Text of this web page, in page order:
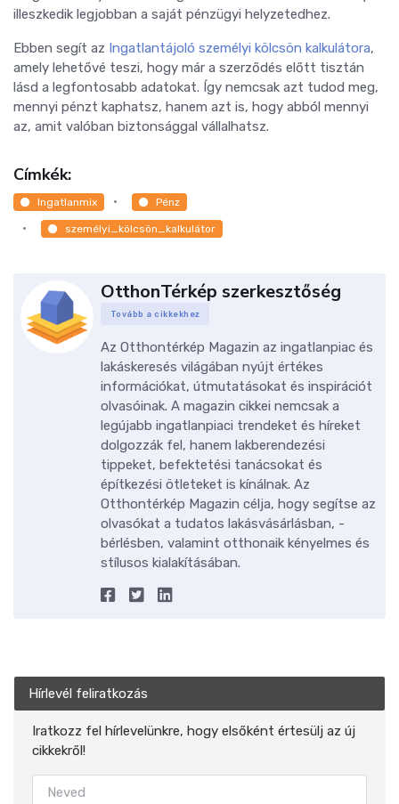
illeszkedik legjobban a saját pénzügyi helyzetedhez.
Ebben segít az Ingatlantájoló személyi kölcsön kalkulátora,
amely lehetővé teszi, hogy már a szerződés előtt tisztán
lásd a legfontosabb adatokat. Így nemcsak azt tudod meg,
mennyi pénzt kaphatsz, hanem azt is, hogy abból mennyi
az, amit valóban biztonsággal vállalhatsz.
Címkék:
Ingatlanmix Pénz
személyi_kölcsön_kalkulátor
OtthonTérkép szerkesztőség
Tovább a cikkekhez
Az Otthontérkép Magazin az ingatlanpiac és
lakáskeresés világában nyújt értékes
információkat, útmutatásokat és inspirációt
olvasóinak. A magazin cikkei nemcsak a
legújabb ingatlanpiaci trendeket és híreket
dolgozzák fel, hanem lakberendezési
tippeket, befektetési tanácsokat és
építkezési ötleteket is kínálnak. Az
Otthontérkép Magazin célja, hogy segítse az
olvasókat a tudatos lakásvásárlásban, -
bérlésben, valamint otthonaik kényelmes és
stílusos kialakításában.
Hírlevél feliratkozás
Iratkozz fel hírlevelünkre, hogy elsőként értesülj az új
cikkekről!